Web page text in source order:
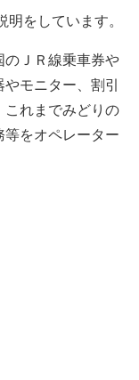
をしています。
のＪＲ線乗車券や
モニター、割引
これまでみどりの
等をオペレーター